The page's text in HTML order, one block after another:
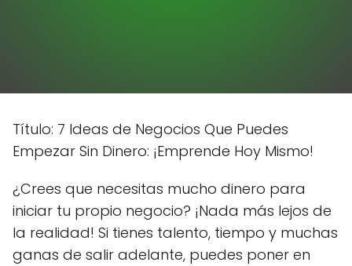
Título: 7 Ideas de Negocios Que Puedes
Empezar Sin Dinero: ¡Emprende Hoy Mismo!
¿Crees que necesitas mucho dinero para
iniciar tu propio negocio? ¡Nada más lejos de
la realidad! Si tienes talento, tiempo y muchas
ganas de salir adelante, puedes poner en